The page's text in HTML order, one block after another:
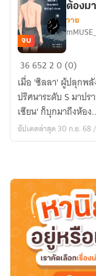
The
Unlikely
Guardian
เมื่อ
แรง
ค์
มา
ฟัก
ไข่
สัตว์
อสูร
ใน
ตำนาน
จบ
ต้องม
วาย
3665220 (0)
เมื่อ 'ซิลลา' ผู้ปลุกพลั
ปริศนาระดับ S มาปร
เซียน' ก็บุกมาถึงห้อง
อัปเดตล่าสุด 30 ก.ย. 68